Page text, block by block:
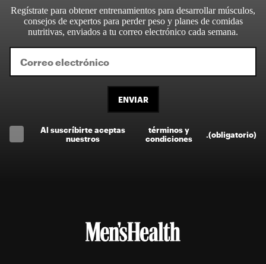
Regístrate para obtener entrenamientos para desarrollar músculos,
consejos de expertos para perder peso y planes de comidas
nutritivas, enviados a tu correo electrónico cada semana.
ENVIAR
Al suscríbirte aceptas
nuestros
términos y
condiciones
(obligatorio)